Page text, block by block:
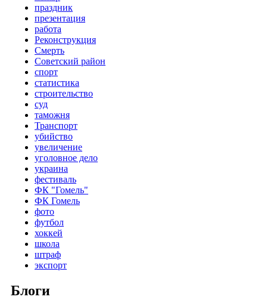
праздник
презентация
работа
Реконструкция
Смерть
Советский район
спорт
статистика
строительство
суд
таможня
Транспорт
убийство
увеличение
уголовное дело
украина
фестиваль
ФК "Гомель"
ФК Гомель
фото
футбол
хоккей
школа
штраф
экспорт
Блоги